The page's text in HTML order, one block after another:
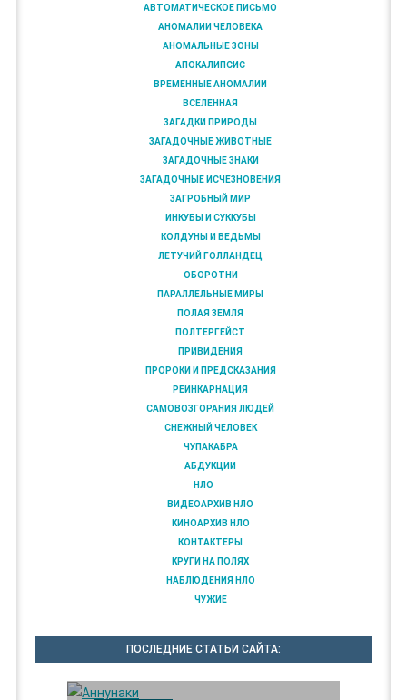
АВТОМАТИЧЕСКОЕ ПИСЬМО
АНОМАЛИИ ЧЕЛОВЕКА
АНОМАЛЬНЫЕ ЗОНЫ
АПОКАЛИПСИС
ВРЕМЕННЫЕ АНОМАЛИИ
ВСЕЛЕННАЯ
ЗАГАДКИ ПРИРОДЫ
ЗАГАДОЧНЫЕ ЖИВОТНЫЕ
ЗАГАДОЧНЫЕ ЗНАКИ
ЗАГАДОЧНЫЕ ИСЧЕЗНОВЕНИЯ
ЗАГРОБНЫЙ МИР
ИНКУБЫ И СУККУБЫ
КОЛДУНЫ И ВЕДЬМЫ
ЛЕТУЧИЙ ГОЛЛАНДЕЦ
ОБОРОТНИ
ПАРАЛЛЕЛЬНЫЕ МИРЫ
ПОЛАЯ ЗЕМЛЯ
ПОЛТЕРГЕЙСТ
ПРИВИДЕНИЯ
ПРОРОКИ И ПРЕДСКАЗАНИЯ
РЕИНКАРНАЦИЯ
САМОВОЗГОРАНИЯ ЛЮДЕЙ
СНЕЖНЫЙ ЧЕЛОВЕК
ЧУПАКАБРА
АБДУКЦИИ
НЛО
ВИДЕОАРХИВ НЛО
КИНОАРХИВ НЛО
КОНТАКТЕРЫ
КРУГИ НА ПОЛЯХ
НАБЛЮДЕНИЯ НЛО
ЧУЖИЕ
ПОСЛЕДНИЕ СТАТЬИ САЙТА: